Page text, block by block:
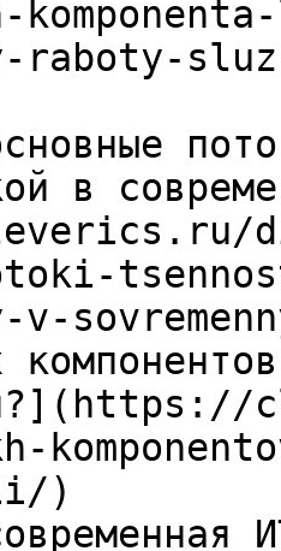
raboty-
в
v-
)